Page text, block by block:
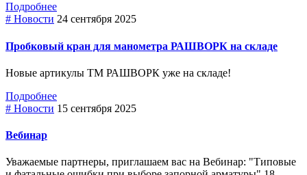
Подробнее
# Новости 24 сентября 2025
Пробковый кран для манометра РАШВОРК на складе
Новые артикулы ТМ РАШВОРК уже на складе!
Подробнее
# Новости 15 сентября 2025
Вебинар
Уважаемые партнеры, приглашаем вас на Вебинар: "Типовые